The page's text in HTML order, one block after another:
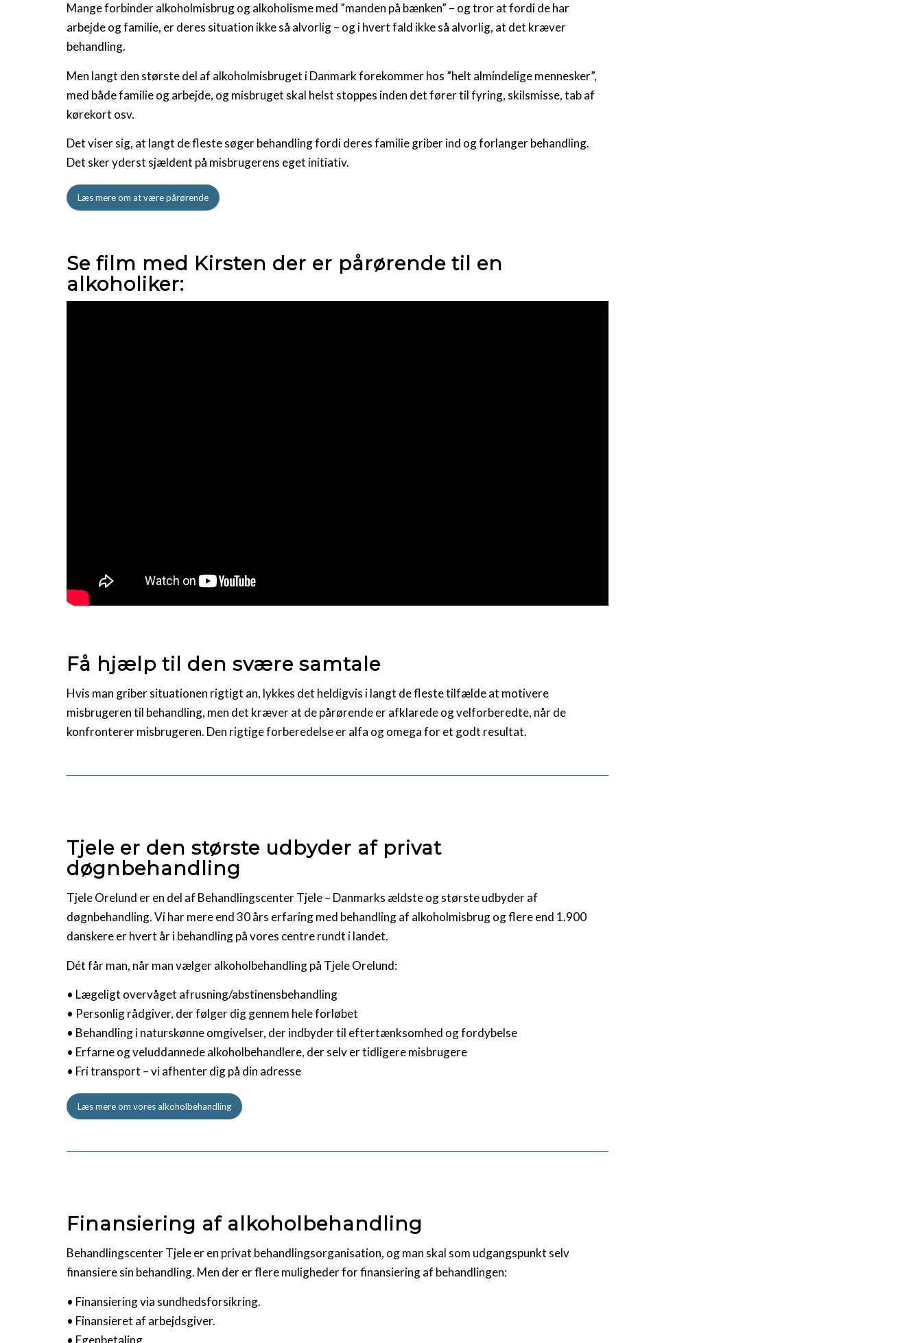
Mange forbinder alkoholmisbrug og alkoholisme med ”manden på bænken” – og tror at fordi de har
arbejde og familie, er deres situation ikke så alvorlig – og i hvert fald ikke så alvorlig, at det kræver
behandling.
Men langt den største del af alkoholmisbruget i Danmark forekommer hos ”helt almindelige mennesker”,
med både familie og arbejde, og misbruget skal helst stoppes inden det fører til fyring, skilsmisse, tab af
kørekort osv.
Det viser sig, at langt de fleste søger behandling fordi deres familie griber ind og forlanger behandling.
Det sker yderst sjældent på misbrugerens eget initiativ.
Læs mere om at være pårørende
Se film med Kirsten der er pårørende til en
alkoholiker:
Få hjælp til den svære samtale
Hvis man griber situationen rigtigt an, lykkes det heldigvis i langt de fleste tilfælde at motivere
misbrugeren til behandling, men det kræver at de pårørende er afklarede og velforberedte, når de
konfronterer misbrugeren. Den rigtige forberedelse er alfa og omega for et godt resultat.
Tjele er den største udbyder af privat
døgnbehandling
Tjele Orelund er en del af Behandlingscenter Tjele – Danmarks ældste og største udbyder af
døgnbehandling. Vi har mere end 30 års erfaring med behandling af alkoholmisbrug og flere end 1.900
danskere er hvert år i behandling på vores centre rundt i landet.
Dét får man, når man vælger alkoholbehandling på Tjele Orelund:
• Lægeligt overvåget afrusning/abstinensbehandling
• Personlig rådgiver, der følger dig gennem hele forløbet
• Behandling i naturskønne omgivelser, der indbyder til eftertænksomhed og fordybelse
• Erfarne og veluddannede alkoholbehandlere, der selv er tidligere misbrugere
• Fri transport – vi afhenter dig på din adresse
Læs mere om vores alkoholbehandling
Finansiering af alkoholbehandling
Behandlingscenter Tjele er en privat behandlingsorganisation, og man skal som udgangspunkt selv
finansiere sin behandling. Men der er flere muligheder for finansiering af behandlingen:
• Finansiering via sundhedsforsikring.
• Finansieret af arbejdsgiver.
• Egenbetaling.